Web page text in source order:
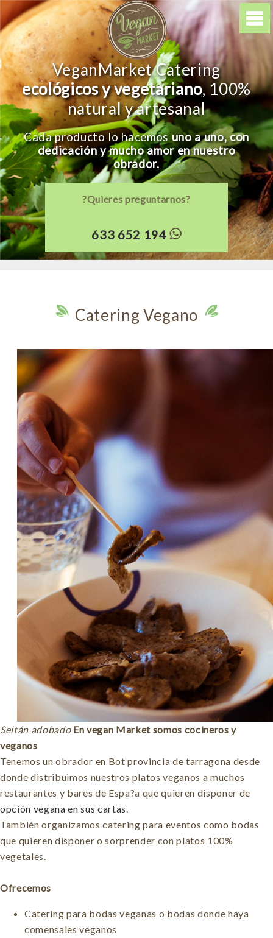
VeganMarket Catering
ecológicos y vegetariano, 100%
natural y artesanal
Cada producto lo hacemos uno a uno, con
dedicación y mucho amor en nuestro
obrador.
?Quieres preguntarnos?
633 652 194
Catering Vegano
Seitán adobado En vegan Market somos cocineros y
veganos
Tenemos un obrador en Bot provincia de tarragona desde
donde distribuimos nuestros platos veganos a muchos
restaurantes y bares de Espa?a que quieren disponer de
opción vegana en sus cartas.
También organizamos catering para eventos como bodas
que quieren disponer o sorprender con platos 100%
vegetales.
Ofrecemos
Catering para bodas veganas o bodas donde haya
comensales veganos